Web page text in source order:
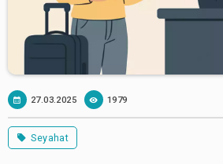
27.03.2025 1979
Seyahat